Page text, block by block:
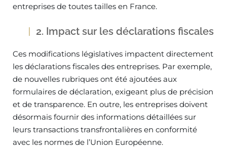
entreprises de toutes tailles en France.
2. Impact sur les déclarations fiscales
Ces modifications législatives impactent directement
les déclarations fiscales des entreprises. Par exemple,
de nouvelles rubriques ont été ajoutées aux
formulaires de déclaration, exigeant plus de précision
et de transparence. En outre, les entreprises doivent
désormais fournir des informations détaillées sur
leurs transactions transfrontalières en conformité
avec les normes de l’Union Européenne.